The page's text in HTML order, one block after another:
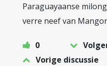
Paraguayaanse
verre neef van
0
Vorige discussie